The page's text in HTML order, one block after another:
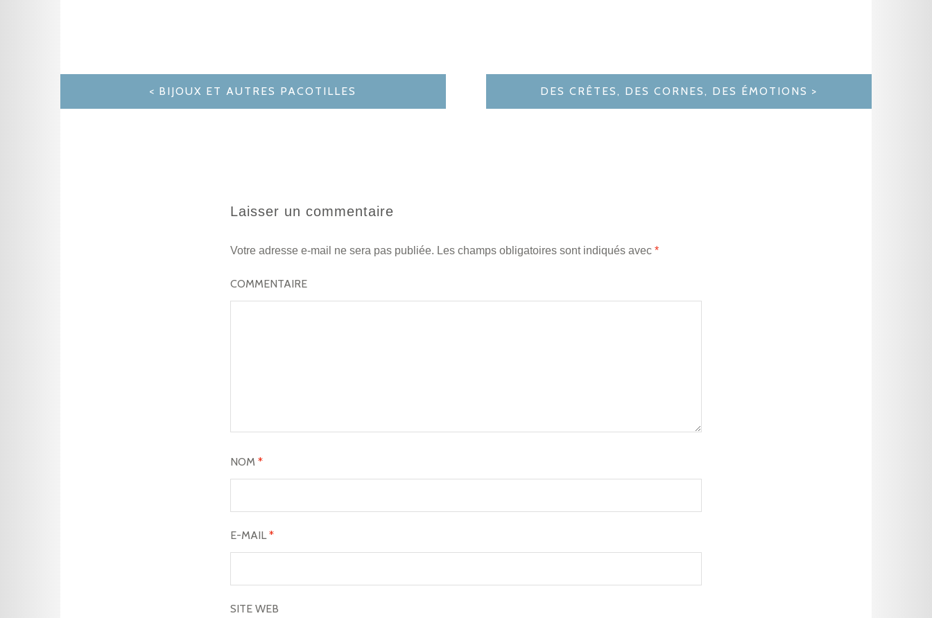
NAVIGATION
DE
BIJOUX ET AUTRES PACOTILLES DES CRÊTES, DES CORNES, DES ÉMOTIONS
Laisser un commentaire
Votre adresse e-mail ne sera pas publiée. Les champs obligatoires sont indiqués avec *
COMMENTAIRE
NOM *
E-MAIL *
SITE WEB